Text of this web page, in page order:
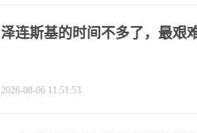
泽连斯基的时间不多了，最艰
2026-08-06 11:51:53